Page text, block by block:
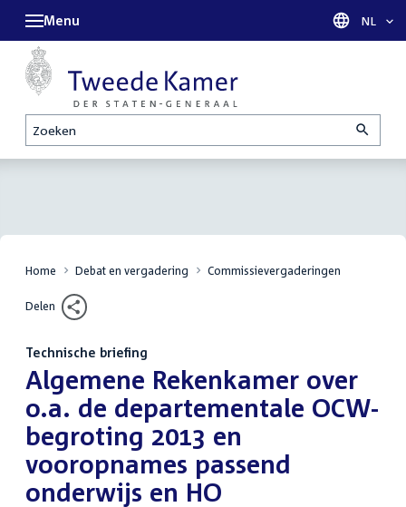
Zoeken
Menu Taal
NL
Home Debat en vergadering Commissievergaderingen
Delen
Technische briefing
Algemene Rekenkamer over
o.a. de departementale OCW-
begroting 2013 en
vooropnames passend
onderwijs en HO